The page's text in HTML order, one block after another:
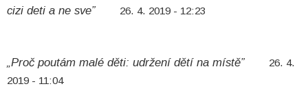
cizi deti a ne sve”
26. 4. 2019 - 12:23
„Proč poutám malé děti: udržení dětí na místě”
26. 4.
2019 - 11:04